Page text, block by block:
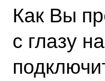
Как Вы
с глазу